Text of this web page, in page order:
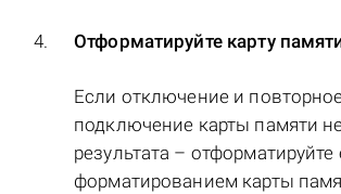
Отформатируйте карту
Если отключение и повторное
подключение карты памяти
результата – отформатируйте
форматированием карты